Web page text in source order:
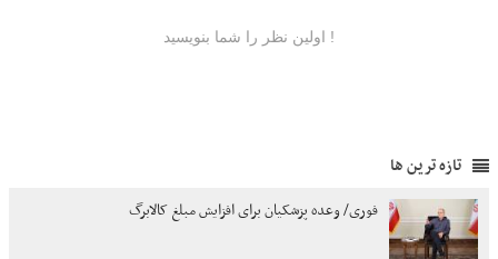
تازه ترین ها
فوری/ وعده پزشکیان برای افزایش مبلغ کالابرگ